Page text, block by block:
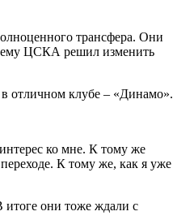
трансфера. Они
ЦСКА решил изменить
в отличном клубе – «Динамо».
ко мне. К тому же
К тому же, как я уже
итоге они тоже ждали с